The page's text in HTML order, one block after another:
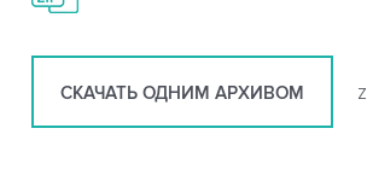
СКАЧАТЬ ОДНИМ АРХИВОМ